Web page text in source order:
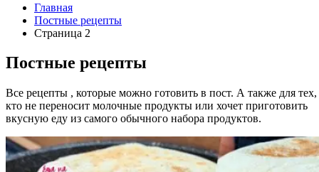
Главная
Постные рецепты
Страница 2
Постные рецепты
Все рецепты , которые можно готовить в пост. А также для тех,
кто не переносит молочные продукты или хочет приготовить
вкусную еду из самого обычного набора продуктов.